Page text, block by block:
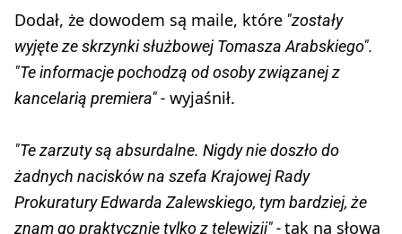
Dodał, że dowodem są maile, które "zostały
wyjęte ze skrzynki służbowej Tomasza Arabskiego".
"Te informacje pochodzą od osoby związanej z
kancelarią premiera" - wyjaśnił.
"Te zarzuty są absurdalne. Nigdy nie doszło do
żadnych nacisków na szefa Krajowej Rady
Prokuratury Edwarda Zalewskiego, tym bardziej, że
znam go praktycznie tylko z telewizji" -tak na słowa